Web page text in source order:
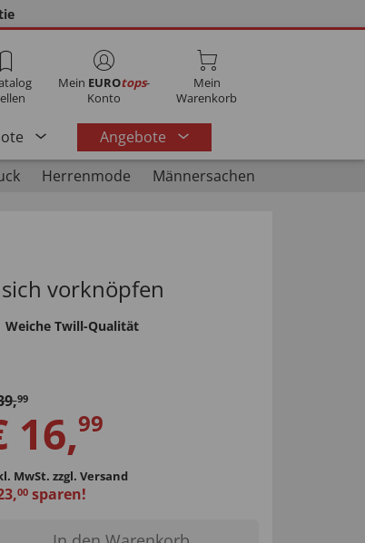
Mein EUROtops-
Konto
Mein
Warenkorb
Angebote
Herrenmode Männersachen
vorknöpfen
Weiche Twill-Qualität
,99
16,99
MwSt. zzgl. Versand
,00sparen!